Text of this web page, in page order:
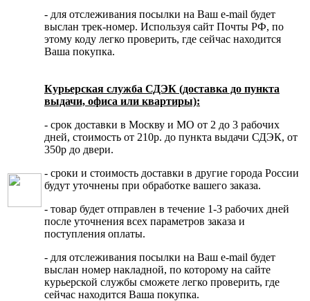
- для отслеживания посылки на Ваш e-mail будет
выслан трек-номер. Используя сайт Почты РФ, по
этому коду легко проверить, где сейчас находится
Ваша покупка.
Курьерская служба СДЭК (доставка до пункта
выдачи, офиса или квартиры):
- срок доставки в Москву и МО от 2 до 3 рабочих
дней, стоимость от 210р. до пункта выдачи СДЭК, от
350р до двери.
- сроки и стоимость доставки в другие города России
будут уточнены при обработке вашего заказа.
- товар будет отправлен в течение 1-3 рабочих дней
после уточнения всех параметров заказа и
поступления оплаты.
- для отслеживания посылки на Ваш e-mail будет
выслан номер накладной, по которому на сайте
курьерской службы сможете легко проверить, где
сейчас находится Ваша покупка.